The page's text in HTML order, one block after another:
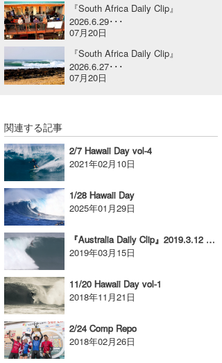
『South Africa Daily Clip』
2026.6.29･･･
07月20日
『South Africa Daily Clip』
2026.6.27･･･
07月20日
関連する記事
2/7 Hawaii Day vol-4
2021年02月10日
1/28 Hawaii Day
2025年01月29日
『Australia Daily Clip』2019.3.12 @ WA
2019年03月15日
11/20 Hawaii Day vol-1
2018年11月21日
2/24 Comp Repo
2018年02月26日
KOBU
KY
MIN
OYZ
S.K
Soulman
VAGY
waka☆=
YUKI☆
たっちー
ハンマー
まっきー